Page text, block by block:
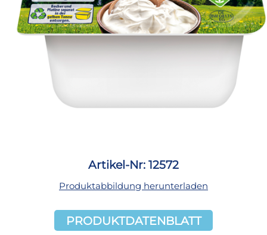
Artikel-Nr: 12572
Produktabbildung herunterladen
PRODUKTDATENBLATT